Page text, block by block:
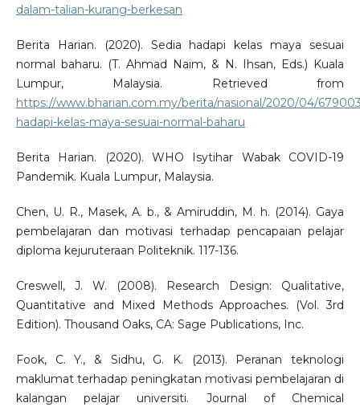
dalam-talian-kurang-berkesan
Berita Harian. (2020). Sedia hadapi kelas maya sesuai
normal baharu. (T. Ahmad Naim, & N. Ihsan, Eds.) Kuala
Lumpur, Malaysia. Retrieved from
https://www.bharian.com.my/berita/nasional/2020/04/
hadapi-kelas-maya-sesuai-normal-baharu
Berita Harian. (2020). WHO Isytihar Wabak COVID-19
Pandemik. Kuala Lumpur, Malaysia.
Chen, U. R., Masek, A. b., & Amiruddin, M. h. (2014). Gaya
pembelajaran dan motivasi terhadap pencapaian pelajar
diploma kejuruteraan Politeknik. 117-136.
Creswell, J. W. (2008). Research Design: Qualitative,
Quantitative and Mixed Methods Approaches. (Vol. 3rd
Edition). Thousand Oaks, CA: Sage Publications, Inc.
Fook, C. Y., & Sidhu, G. K. (2013). Peranan teknologi
maklumat terhadap peningkatan motivasi pembelajaran di
kalangan pelajar universiti. Journal of Chemical